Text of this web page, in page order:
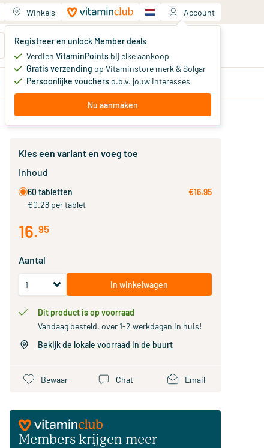
Winkels Account
Registreer en unlock Member deals
Verdien VitaminPoints bij elke aankoop
Gratis verzending op Vitaminstore merk & Solgar
Persoonlijke voucherso.b.v. jouw interesses
Nu aanmaken
Jouw winkelwagen
Je hebt nog geen producten
Aanbiedingen Memberdeals
Kies een variant en voeg toe
Inhoud
60 tabletten
€0.28 per tablet
€16.95
16.95
Aantal
In winkelwagen
Dit product is op voorraad
Vandaag besteld, over 1-2 werkdagen in huis!
Bekijk de lokale voorraad in de buurt
Bewaar Chat Email
Members krijgen meer